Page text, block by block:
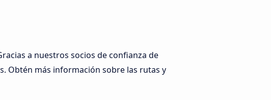
a nuestros socios de confianza de
Obtén más información sobre las rutas y